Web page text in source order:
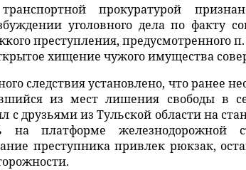
транспортной прокуратурой
уголовного дела по факту
преступления, предусмотренного п.
хищение чужого имущества
следствия установлено, что ранее
из мест лишения свободы в
с друзьями из Тульской области на
на платформе
преступника привлек рюкзак,